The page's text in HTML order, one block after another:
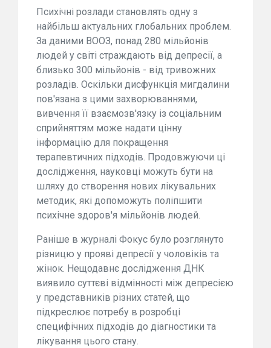
Психічні розлади становлять одну з
найбільш актуальних глобальних проблем.
За даними ВООЗ, понад 280 мільйонів
людей у світі страждають від депресії, а
близько 300 мільйонів - від тривожних
розладів. Оскільки дисфункція мигдалини
пов'язана з цими захворюваннями,
вивчення її взаємозв'язку із соціальним
сприйняттям може надати цінну
інформацію для покращення
терапевтичних підходів. Продовжуючи ці
дослідження, науковці можуть бути на
шляху до створення нових лікувальних
методик, які допоможуть поліпшити
психічне здоров'я мільйонів людей.
Раніше в журналі Фокус було розглянуто
різницю у прояві депресії у чоловіків та
жінок. Нещодавнє дослідження ДНК
виявило суттєві відмінності між депресією
у представників різних статей, що
підкреслює потребу в розробці
специфічних підходів до діагностики та
лікування цього стану.